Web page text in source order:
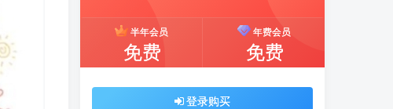
半年会员
免费
年费会员
免费
登录购买